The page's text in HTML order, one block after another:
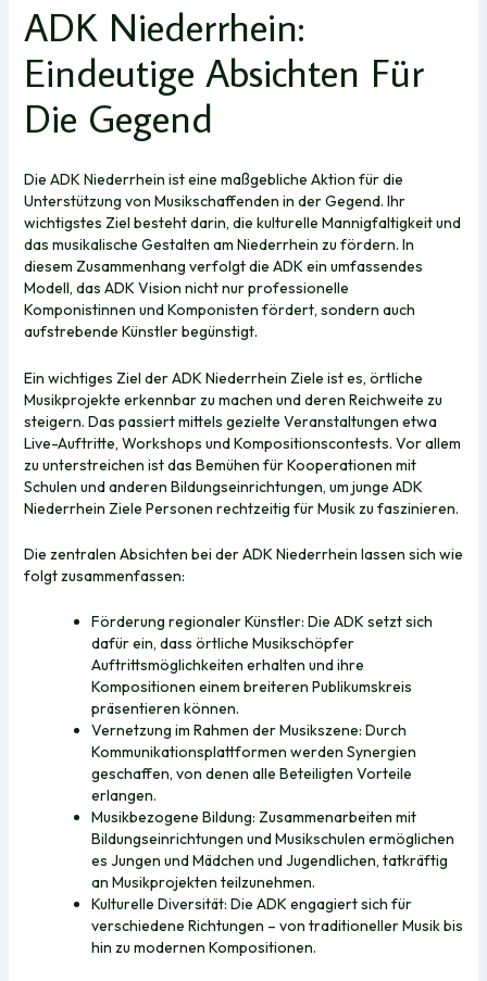
ADK Niederrhein:
Eindeutige Absichten Für
Die Gegend
Die ADK Niederrhein ist eine maßgebliche Aktion für die
Unterstützung von Musikschaffenden in der Gegend. Ihr
wichtigstes Ziel besteht darin, die kulturelle Mannigfaltigkeit und
das musikalische Gestalten am Niederrhein zu fördern. In
diesem Zusammenhang verfolgt die ADK ein umfassendes
Modell, das ADK Vision nicht nur professionelle
Komponistinnen und Komponisten fördert, sondern auch
aufstrebende Künstler begünstigt.
Ein wichtiges Ziel der ADK Niederrhein Ziele ist es, örtliche
Musikprojekte erkennbar zu machen und deren Reichweite zu
steigern. Das passiert mittels gezielte Veranstaltungen etwa
Live-Auftritte, Workshops und Kompositionscontests. Vor allem
zu unterstreichen ist das Bemühen für Kooperationen mit
Schulen und anderen Bildungseinrichtungen, um junge ADK
Niederrhein Ziele Personen rechtzeitig für Musik zu faszinieren.
Die zentralen Absichten bei der ADK Niederrhein lassen sich wie
folgt zusammenfassen:
Förderung regionaler Künstler: Die ADK setzt sich
dafür ein, dass örtliche Musikschöpfer
Auftrittsmöglichkeiten erhalten und ihre
Kompositionen einem breiteren Publikumskreis
präsentieren können.
Vernetzung im Rahmen der Musikszene: Durch
Kommunikationsplattformen werden Synergien
geschaffen, von denen alle Beteiligten Vorteile
erlangen.
Musikbezogene Bildung: Zusammenarbeiten mit
Bildungseinrichtungen und Musikschulen ermöglichen
es Jungen und Mädchen und Jugendlichen, tatkräftig
an Musikprojekten teilzunehmen.
Kulturelle Diversität: Die ADK engagiert sich für
verschiedene Richtungen – von traditioneller Musik bis
hin zu modernen Kompositionen.